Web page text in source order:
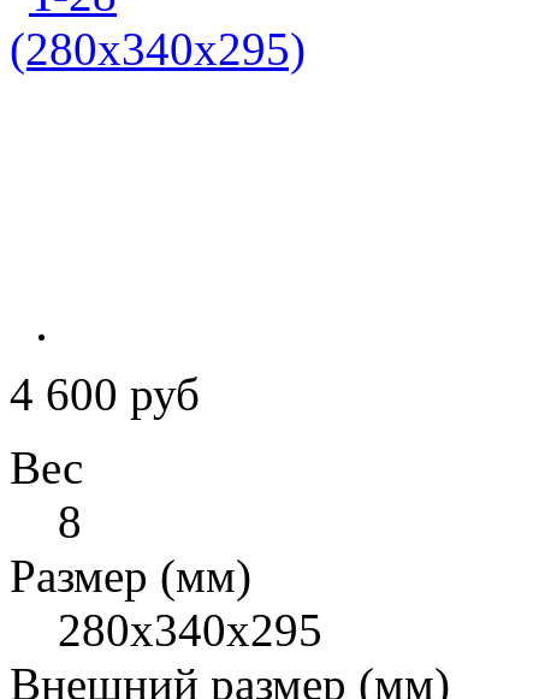
4 600 руб
Вес
8
Размер (мм)
280x340x295
Внешний размер (мм)